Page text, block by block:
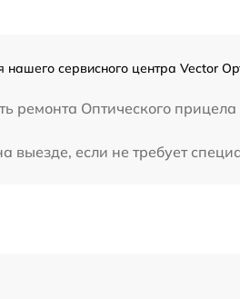
сервисного центра Vector
ремонта Оптического
если не требует